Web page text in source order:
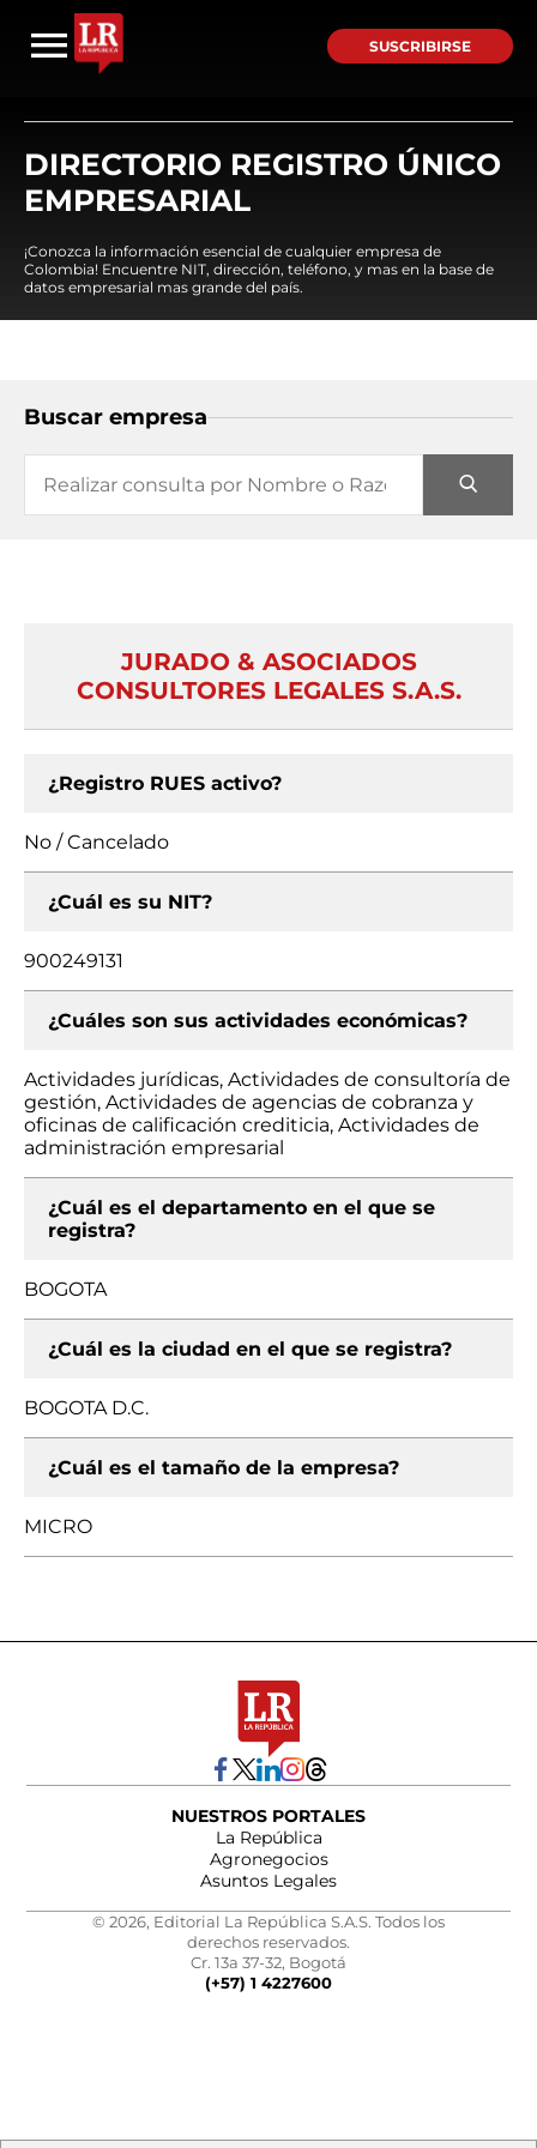
SUSCRIBIRSE
DIRECTORIO REGISTRO ÚNICO
EMPRESARIAL
¡Conozca la información esencial de cualquier empresa de
Colombia! Encuentre NIT, dirección, teléfono, y mas en la base de
datos empresarial mas grande del país.
Buscar empresa
JURADO & ASOCIADOS
CONSULTORES LEGALES S.A.S.
¿Registro RUES activo?
No / Cancelado
¿Cuál es su NIT?
900249131
¿Cuáles son sus actividades económicas?
Actividades jurídicas, Actividades de consultoría de
gestión, Actividades de agencias de cobranza y
oficinas de calificación crediticia, Actividades de
administración empresarial
¿Cuál es el departamento en el que se
registra?
BOGOTA
¿Cuál es la ciudad en el que se registra?
BOGOTA D.C.
¿Cuál es el tamaño de la empresa?
MICRO
NUESTROS PORTALES
La República
Agronegocios
Asuntos Legales
© 2026, Editorial La República S.A.S. Todos los
derechos reservados.
Cr. 13a 37-32, Bogotá
(+57) 1 4227600